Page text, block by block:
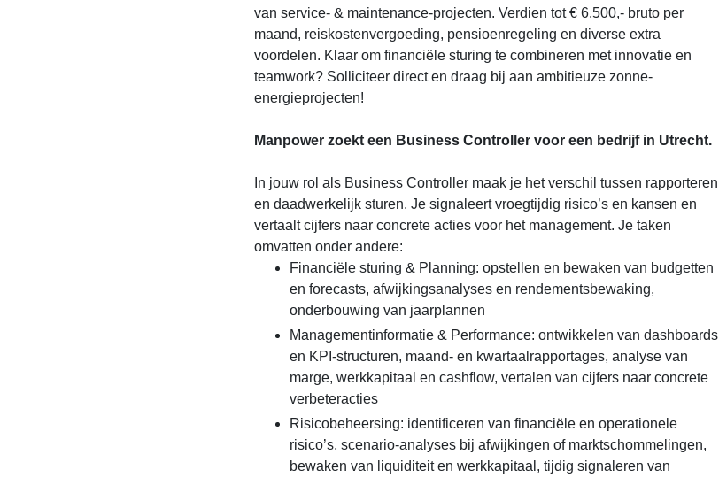
van service- & maintenance-projecten. Verdien tot € 6.500,- bruto per
maand, reiskostenvergoeding, pensioenregeling en diverse extra
voordelen. Klaar om financiële sturing te combineren met innovatie en
teamwork? Solliciteer direct en draag bij aan ambitieuze zonne-
energieprojecten!
Manpower zoekt een Business Controller voor een bedrijf in Utrecht.
In jouw rol als Business Controller maak je het verschil tussen rapporteren
en daadwerkelijk sturen. Je signaleert vroegtijdig risico’s en kansen en
vertaalt cijfers naar concrete acties voor het management. Je taken
omvatten onder andere:
Financiële sturing & Planning: opstellen en bewaken van budgetten
en forecasts, afwijkingsanalyses en rendementsbewaking,
onderbouwing van jaarplannen
Managementinformatie & Performance: ontwikkelen van dashboards
en KPI-structuren, maand- en kwartaalrapportages, analyse van
marge, werkkapitaal en cashflow, vertalen van cijfers naar concrete
verbeteracties
Risicobeheersing: identificeren van financiële en operationele
risico’s, scenario-analyses bij afwijkingen of marktschommelingen,
bewaken van liquiditeit en werkkapitaal, tijdig signaleren van